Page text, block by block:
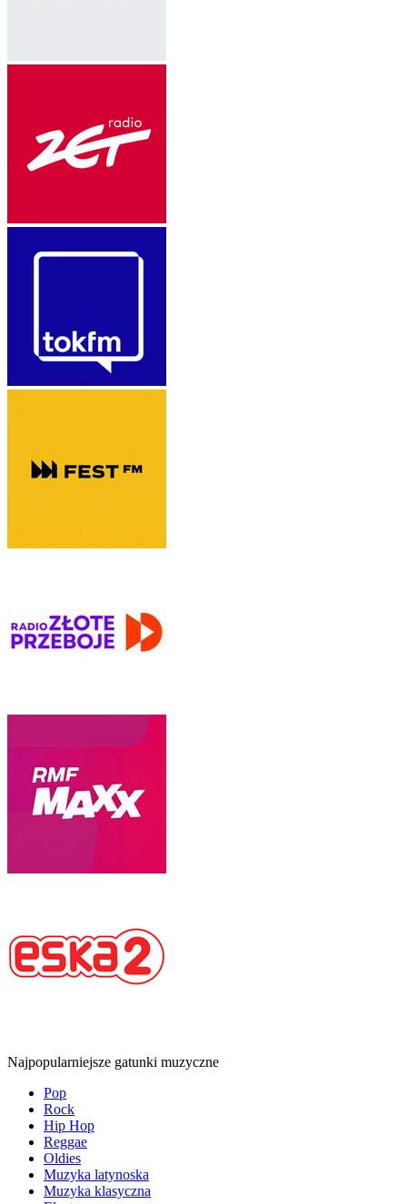
Najpopularniejsze gatunki muzyczne
Pop
Rock
Hip Hop
Reggae
Oldies
Muzyka latynoska
Muzyka klasyczna